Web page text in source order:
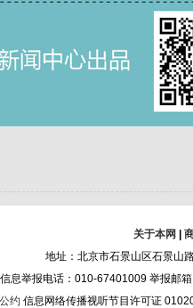
关于本网
地址：北京市石景山区石景山
息举报电话：010-67401009 举报邮
约 信息网络传播视听节目许可证